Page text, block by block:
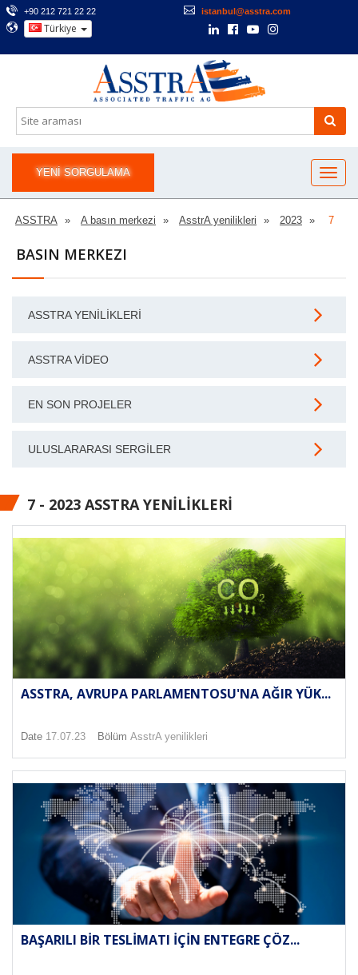
+90 212 721 22 22 istanbul@asstra.com
Türkiye
YENI SORGULAMA
ASSTRA A basın merkezi AsstrA yenilikleri 2023 7
BASIN MERKEZI
ASSTRA YENILIKLERI
ASSTRA VIDEO
EN SON PROJELER
ULUSLARARASI SERGILER
7 - 2023 ASSTRA YENILIKLERI
ASSTRA, AVRUPA PARLAMENTOSU'NA AĞIR YÜK...
Date 17.07.23 Bölüm AsstrA yenilikleri
BAŞARILI BIR TESLIMATI IÇIN ENTEGRE ÇÖZ...